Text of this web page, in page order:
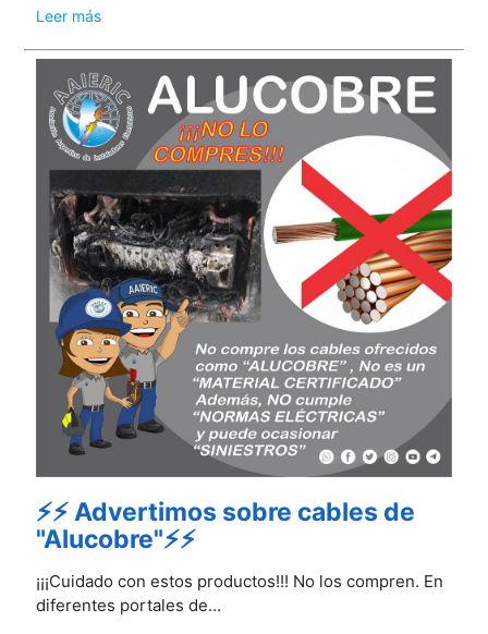
Leer más
⚡⚡ Advertimos sobre cables de
"Alucobre"⚡⚡
¡¡¡Cuidado con estos productos!!! No los compren. En
diferentes portales de...